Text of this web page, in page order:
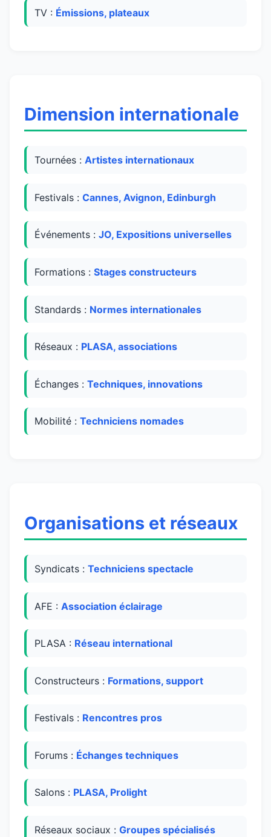
TV : Émissions, plateaux
Dimension internationale
Tournées : Artistes internationaux
Festivals : Cannes, Avignon, Edinburgh
Événements : JO, Expositions universelles
Formations : Stages constructeurs
Standards : Normes internationales
Réseaux : PLASA, associations
Échanges : Techniques, innovations
Mobilité : Techniciens nomades
Organisations et réseaux
Syndicats : Techniciens spectacle
AFE : Association éclairage
PLASA : Réseau international
Constructeurs : Formations, support
Festivals : Rencontres pros
Forums : Échanges techniques
Salons : PLASA, Prolight
Réseaux sociaux : Groupes spécialisés